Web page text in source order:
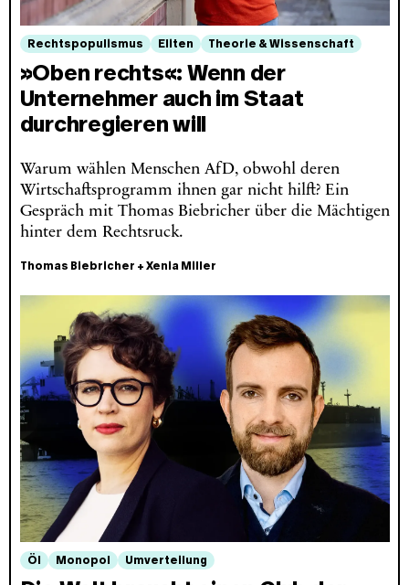
Rechtspopulismus Eliten Theorie & Wissenschaft
»Oben rechts«: Wenn der
Unternehmer auch im Staat
durchregieren will
Warum wählen Menschen AfD, obwohl deren
Wirtschaftsprogramm ihnen gar nicht hilft? Ein
Gespräch mit Thomas Biebricher über die Mächtigen
hinter dem Rechtsruck.
Thomas Biebricher + Xenia Miller
Öl Monopol Umverteilung